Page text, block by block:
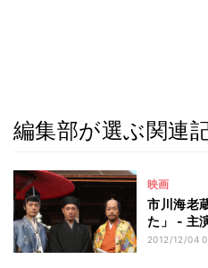
編集部が選ぶ関連
映画
市川海老
た」 - 主
2012/12/04